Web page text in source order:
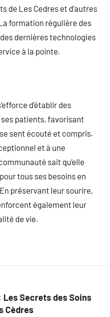
de Les Cedres et d’autres
formation régulière des
dernières technologies
à la pointe.
d’établir des
patients, favorisant
sent écouté et compris.
et à une
sait qu’elle
tous ses besoins en
préservant leur sourire,
également leur
de vie.
Secrets des Soins
Cèdres